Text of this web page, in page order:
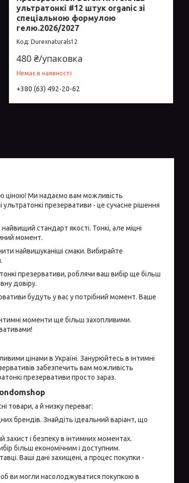
ультратонкі #12 штук organic зі
спеціальною формулою
гелю.2026/2027
Durexnaturals12
480 ₴/упаковка
Немає в наявності
+380 (63) 492-20-62
ціною! Ми надаємо вам можливість
презервативи - це сучасне рішення
стандарт якості. Тонкі, але міцні
момент.
найвишуканіші смаки. Вибирайте
презервативи, роблячи ваш вибір ще більш
довіру.
будуть у вас у потрібний момент. Ваше
моменти ще більш захопливими.
цінами в Україні. Занурюйтесь в інтимні
забезпечить вам можливість
презервативи просто зараз.
товари, а й низку переваг:
брендів. Знайдіть ідеальний варіант, що
захист і безпеку в інтимних моментах.
більш економічним і доступним.
Ваші дані захищені, а процес покупки -
ви могли насолоджуватися покупкою в